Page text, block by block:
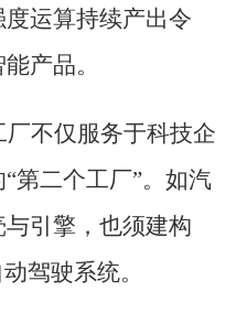
运算持续产出令
产品。
不仅服务于科技企
第二个工厂”。如汽
引擎，也须建构
驾驶系统。